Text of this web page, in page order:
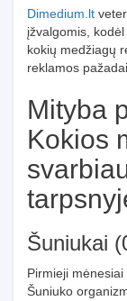
Dimedium.lt
įžvalgomis,
kokių medžiagų
reklamos
Mityba
Kokios
Šuniukai
Pirmieji
Šuniuko